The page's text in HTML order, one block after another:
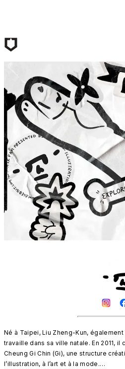
Né à Taipei, Liu Zheng-Kun,
travaille dans sa ville natale. En 2011,
Cheung Gi Chin (Gi), une structure
l’illustration, à l’art et à la mode.